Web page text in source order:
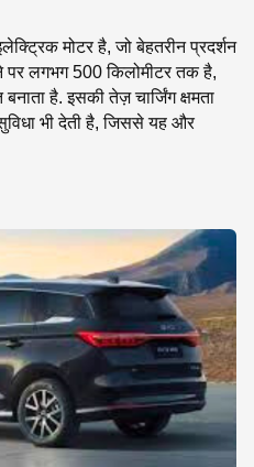
मोटर है, जो बेहतरीन प्रदर्शन
पर लगभग 500 किलोमीटर तक है,
है. इसकी तेज़ चार्जिंग क्षमता
भी देती है, जिससे यह और